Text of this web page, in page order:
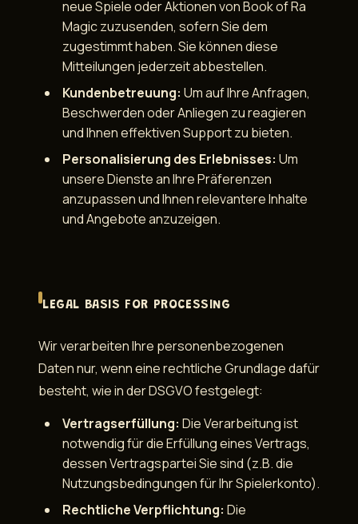
neue Spiele oder Aktionen von Book of Ra
Magic zuzusenden, sofern Sie dem
zugestimmt haben. Sie können diese
Mitteilungen jederzeit abbestellen.
Kundenbetreuung: Um auf Ihre Anfragen,
Beschwerden oder Anliegen zu reagieren
und Ihnen effektiven Support zu bieten.
Personalisierung des Erlebnisses: Um
unsere Dienste an Ihre Präferenzen
anzupassen und Ihnen relevantere Inhalte
und Angebote anzuzeigen.
LEGAL BASIS FOR PROCESSING
Wir verarbeiten Ihre personenbezogenen
Daten nur, wenn eine rechtliche Grundlage dafür
besteht, wie in der DSGVO festgelegt:
Vertragserfüllung: Die Verarbeitung ist
notwendig für die Erfüllung eines Vertrags,
dessen Vertragspartei Sie sind (z.B. die
Nutzungsbedingungen für Ihr Spielerkonto).
Rechtliche Verpflichtung: Die